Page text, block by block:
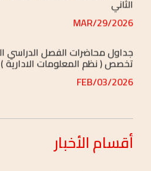
2026/MAR/29
تخصص ( نظم المعلومات الادارية )
2026/FEB/03
أقسامالأخبار